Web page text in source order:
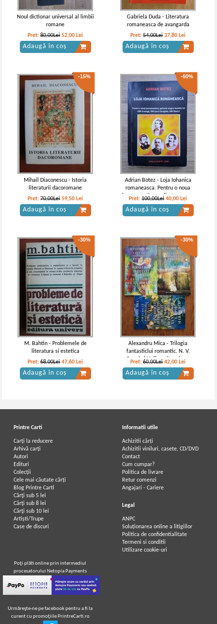
Noul dictionar universal al limbii
romane
Pret:80,00Lei 52,00 Lei
Adaugă în coș
Gabriela Duda - Literatura
romaneasca de avangarda
Pret:54,00Lei 37,80 Lei
Adaugă în coș
-15%
Mihail Diaconescu - Istoria
literaturii dacoromane
Pret:70,00Lei 59,50 Lei
Adaugă în coș
-60%
Adrian Botez - Loja Iohanica
romaneasca. Pentru o noua
hermenautica, aplicata asupra
textelor lui Ion Creanga, Ion Luca
Caragiale, Ion Slavici
Pret:100,00Lei 40,00 Lei
Adaugă în coș
-30%
M. Bahtin - Problemele de
literatura si estetica
Pret:68,00Lei 47,60 Lei
Adaugă în coș
-30%
Alexandru Mica - Trilogia
fantasticlui romantic. N. V.
Gogol si Hoffmanismul rus.
Miraculos, terifiant si grotesc la
N. V. Gogol si E. T. A. Hoffmann.
Pret:60,00Lei 42,00 Lei
Adaugă în coș
Printre Carti
Carți la reducere
Arhivă carți
Autori
Edituri
Colecții
Cele mai căutate cărți
Blog Printre Carti
Cărţi sub 5 lei
Cărţi sub 8 lei
Cărţi sub 10 lei
Artiști/Trupe
Case de discuri
Informatii utile
Achizitii cărți
Achizitii viniluri, casete, CD/DVD
Contact
Cum cumpar?
Politica de livrare
Retur comenzi
Angajari - Cariere
Legal
ANPC
Soluționarea online a litigiilor
Politica de confidentialitate
Termeni si conditii
Utilizare cookie-uri
Poţi plăti online prin intermediul
procesatorului Netopia Payments
Urmăreşte-ne pe facebook pentru a fi la
curent cu promoţiile PrintreCarti.ro